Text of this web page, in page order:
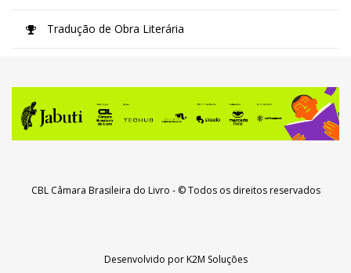
Tradução de Obra Literária
CBL Câmara Brasileira do Livro - © Todos os direitos reservados
Desenvolvido porK2M Soluções